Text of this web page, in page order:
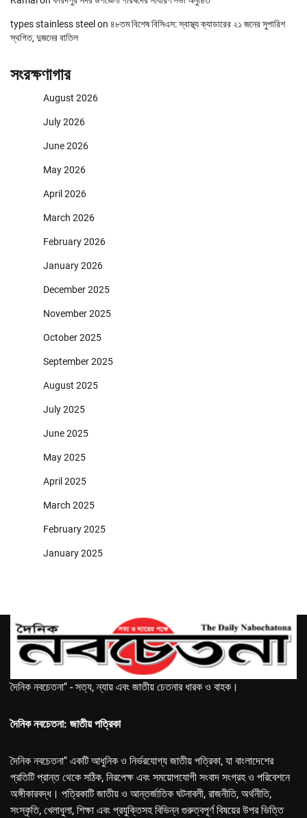
types stainless steel on ৪৮তম বিশেষ বিসিএস: স্বাস্থ্য ক্যাডারের ২১ জনের সুপারিশ
স্থগিত, দুজনের বাতিল
সংরক্ষণাগার
August 2026
July 2026
June 2026
May 2026
April 2026
March 2026
February 2026
January 2026
December 2025
November 2025
October 2025
September 2025
August 2025
July 2025
June 2025
May 2025
April 2025
March 2025
February 2025
January 2025
দৈনিক নবচেতনা" - সত্য, ন্যায় এবং জাতীয় চেতনার ধারক ও বাহক।
দৈনিক নবচেতনা: জাতীয় পত্রিকা
দৈনিক নবচেতনা" একটি আধুনিক ও নির্ভরযোগ্য জাতীয় পত্রিকা, যা বাংলাদেশের
প্রতিটি প্রান্ত থেকে সঠিক, নিরপেক্ষ এবং সময়োপযোগী সংবাদ সংগ্রহ ও পরিবেশনে
অঙ্গীকারবদ্ধ। পত্রিকাটি জাতীয় ও আন্তর্জাতিক ঘটনাবলী, রাজনীতি, অর্থনীতি,
সংস্কৃতি, খেলাধুলা, শিক্ষা এবং প্রযুক্তিসহ বিভিন্ন গুরুত্বপূর্ণ বিষয়ের উপর ভিত্তি